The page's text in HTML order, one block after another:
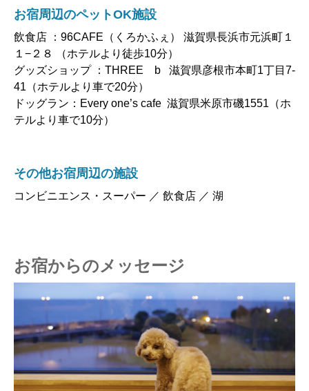
お宿周辺のペットOK施設
飲食店 ：96CAFE（くろかふぇ） 滋賀県長浜市元浜町１
１−２８ （ホテルより徒歩10分）
グッズショップ ：THREE b 滋賀県彦根市本町1丁目7-
41（ホテルより車で20分）
ドッグラン：Every one’s cafe 滋賀県米原市磯1551（ホ
テルより車で10分）
その他お宿周辺の施設
コンビニエンス・スーパー ／ 飲食店 ／ 湖
お宿からのメッセージ